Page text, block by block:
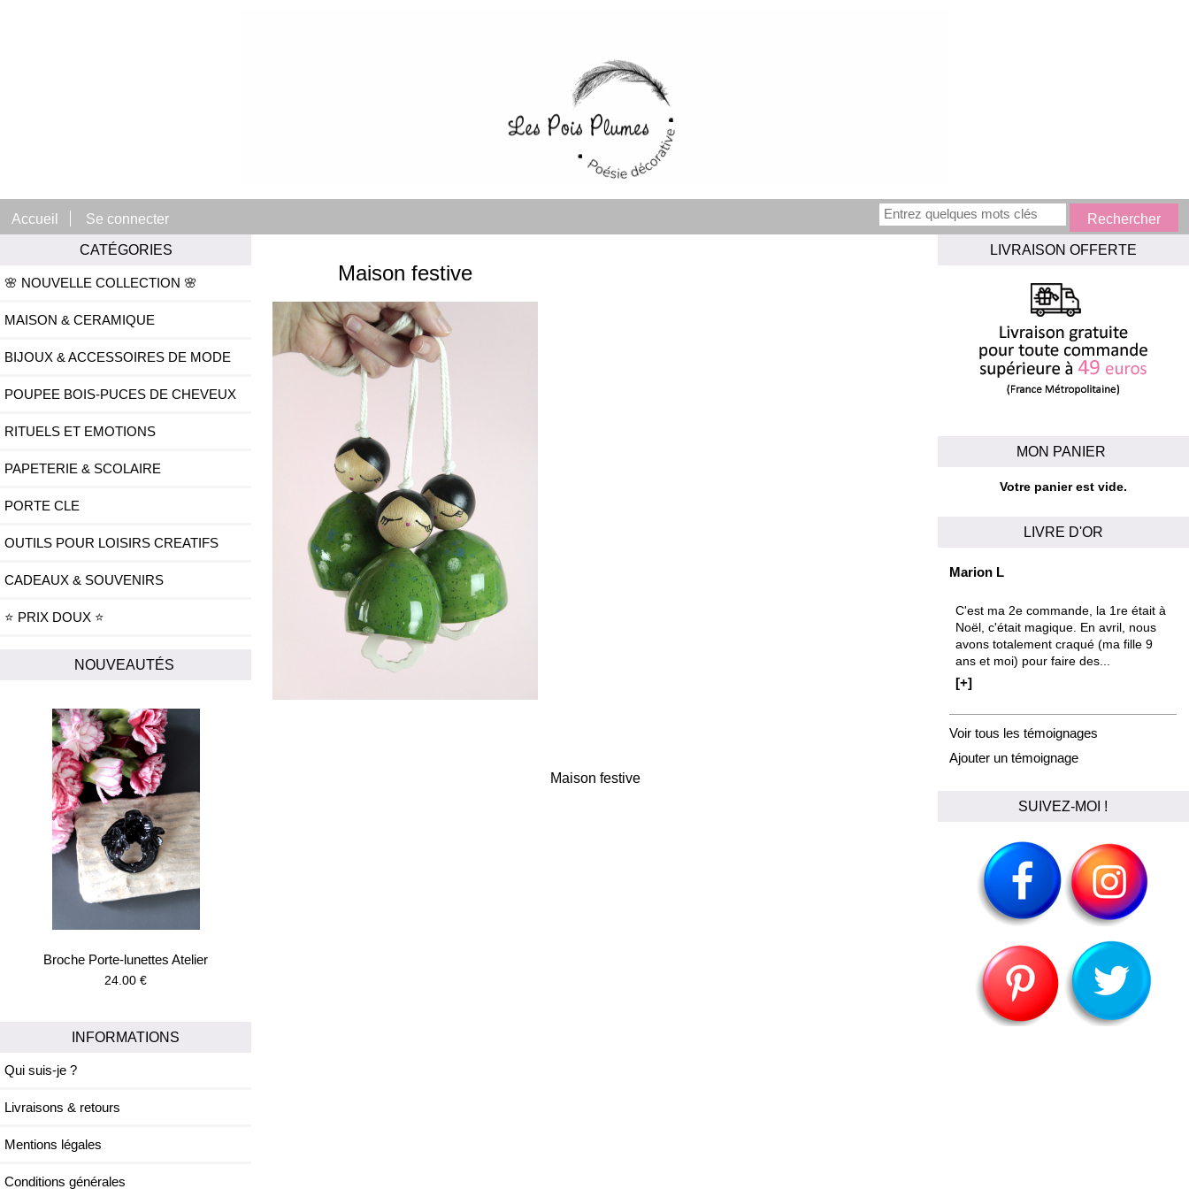
Accueil
Se connecter
CATÉGORIES
🌸 NOUVELLE COLLECTION 🌸
MAISON & CERAMIQUE
BIJOUX & ACCESSOIRES DE MODE
POUPEE BOIS-PUCES DE CHEVEUX
RITUELS ET EMOTIONS
PAPETERIE & SCOLAIRE
PORTE CLE
OUTILS POUR LOISIRS CREATIFS
CADEAUX & SOUVENIRS
⭐ PRIX DOUX ⭐
NOUVEAUTÉS
Broche Porte-lunettes Atelier
24.00 €
INFORMATIONS
Qui suis-je ?
Livraisons & retours
Mentions légales
Conditions générales
Maison festive
Maison festive
LIVRAISON OFFERTE
MON PANIER
Votre panier est vide.
LIVRE D'OR
Marion L
C'est ma 2e commande, la 1re était à
Noël, c'était magique. En avril, nous
avons totalement craqué (ma fille 9
ans et moi) pour faire des...
[+]
Voir tous les témoignages
Ajouter un témoignage
SUIVEZ-MOI !